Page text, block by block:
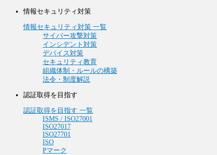
情報セキュリティ対策
情報セキュリティ対策 一覧
サイバー攻撃対策
インシデント対策
デバイス対策
セキュリティ教育
組織体制・ルールの構築
法令・制度解説
認証取得を目指す
認証取得を目指す 一覧
ISMS / ISO27001
ISO27017
ISO27701
ISO
Pマーク